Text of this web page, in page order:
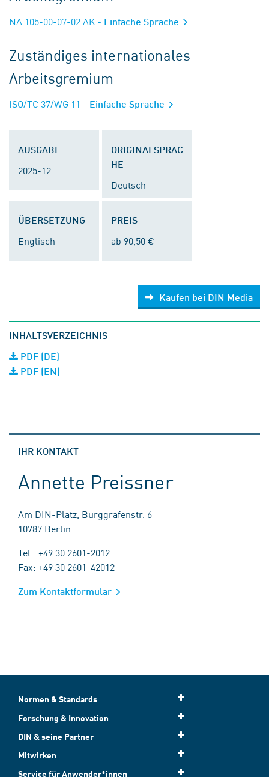
NA 105-00-07-02 AK - Einfache Sprache
Zuständiges internationales
Arbeitsgremium
ISO/TC 37/WG 11 - Einfache Sprache
AUSGABE
2025-12
ORIGINALSPRAC
HE
Deutsch
ÜBERSETZUNG
Englisch
PREIS
ab 90,50 €
Kaufen bei DIN Media
INHALTSVERZEICHNIS
PDF (DE)
PDF (EN)
IHR KONTAKT
Annette Preissner
Am DIN-Platz, Burggrafenstr. 6
10787 Berlin
Tel.: +49 30 2601-2012
Fax: +49 30 2601-42012
Zum Kontaktformular
Normen & Standards
Forschung & Innovation
DIN & seine Partner
Mitwirken
Service für Anwender*innen